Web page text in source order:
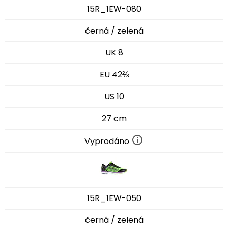
15R_1EW-080
černá / zelená
UK 8
EU 42⅔
US 10
27 cm
Vyprodáno
15R_1EW-050
černá / zelená